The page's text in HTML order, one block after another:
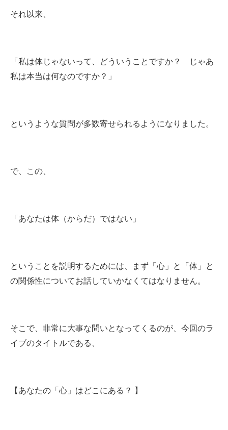
それ以来、
「私は体じゃないって、どういうことですか？ じゃあ
私は本当は何なのですか？」
というような質問が多数寄せられるようになりました。
で、この、
「あなたは体（からだ）ではない」
ということを説明するためには、まず「心」と「体」と
の関係性についてお話していかなくてはなりません。
そこで、非常に大事な問いとなってくるのが、今回のラ
イブのタイトルである、
【あなたの「心」はどこにある？ 】